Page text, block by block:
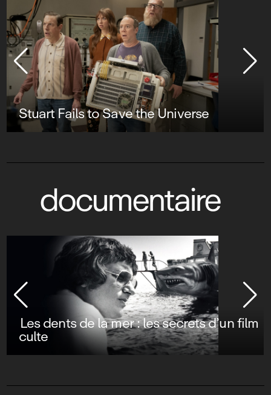
Stuart Fails to Save the Universe
documentaire
Les dents de la mer : les secrets d’un film
culte